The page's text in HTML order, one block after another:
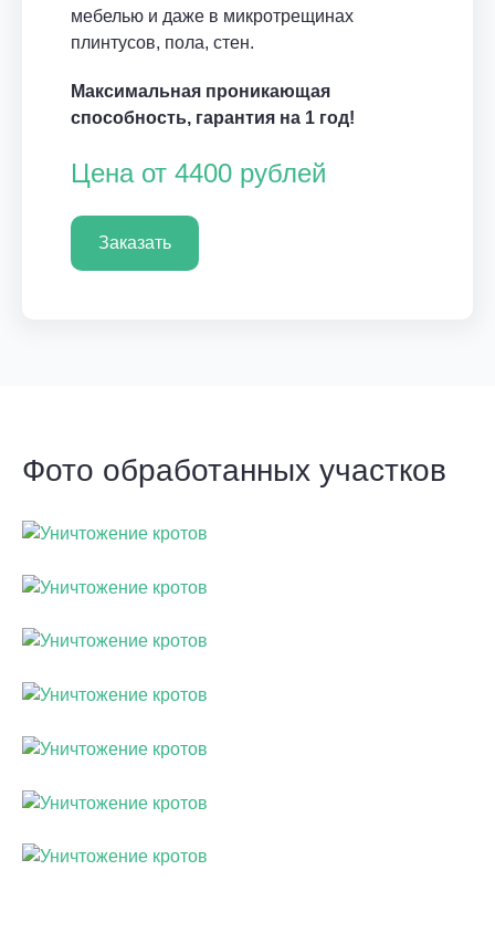
мебелью и даже в микротрещинах
плинтусов, пола, стен.
Максимальная проникающая
способность, гарантия на 1 год!
Цена от 4400 рублей
Заказать
Фото обработанных участков